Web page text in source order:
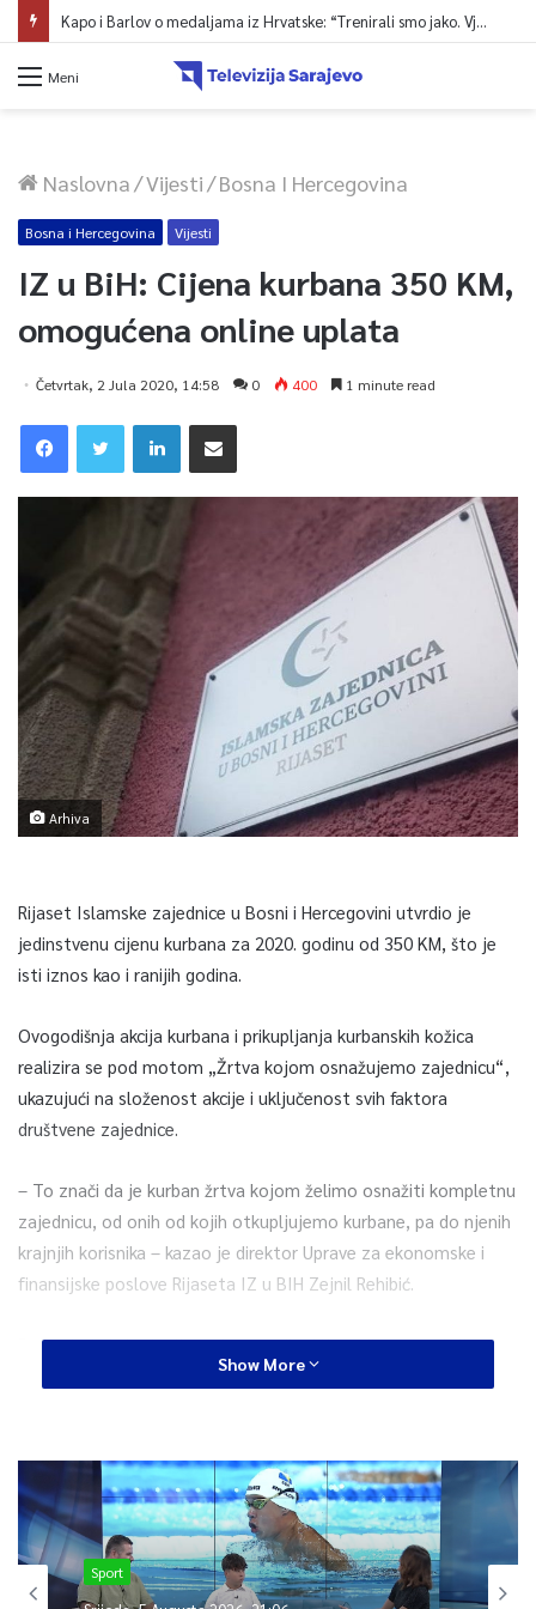
Kapo i Barlov o medaljama iz Hrvatske: “Trenirali smo jako. Vjerovali smo”
Meni
Naslovna/Vijesti/Bosna I Hercegovina
Bosna i Hercegovina Vijesti
IZ u BiH: Cijena kurbana 350 KM,
omogućena online uplata
Četvrtak, 2 Jula 2020, 14:58 0 400 1 minute read
Arhiva
Rijaset Islamske zajednice u Bosni i Hercegovini utvrdio je
jedinstvenu cijenu kurbana za 2020. godinu od 350 KM, što je
isti iznos kao i ranijih godina.
Ovogodišnja akcija kurbana i prikupljanja kurbanskih kožica
realizira se pod motom „Žrtva kojom osnažujemo zajednicu“,
ukazujući na složenost akcije i uključenost svih faktora
društvene zajednice.
– To znači da je kurban žrtva kojom želimo osnažiti kompletnu
zajednicu, od onih od kojih otkupljujemo kurbane, pa do njenih
krajnjih korisnika – kazao je direktor Uprave za ekonomske i
finansijske poslove Rijaseta IZ u BIH Zejnil Rehibić.
Pojasnio je kako je riječ o lancu svih uključenih u ovu akciju:
povratnika od kojih se otkupljuju kurbani, onih koji imaju
korisnika kao što su đaci, studenti, osobe u trećoj životnoj dobi
i osobe u stanju socijalne potrebe.
– Islamska zajednica je dokazala sposobnost da realizira akciju
kurbana poštujući šerijatske norme, kao i zahtjeve vremena.
Show More
Sport